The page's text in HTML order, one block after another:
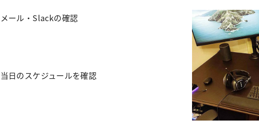
メール・Slackの確認
当日のスケジュールを確認